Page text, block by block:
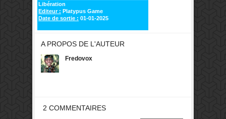
Libération
Editeur : Platypus Game
Date de sortie : 01-01-2025
A PROPOS DE L'AUTEUR
Fredovox
2 COMMENTAIRES